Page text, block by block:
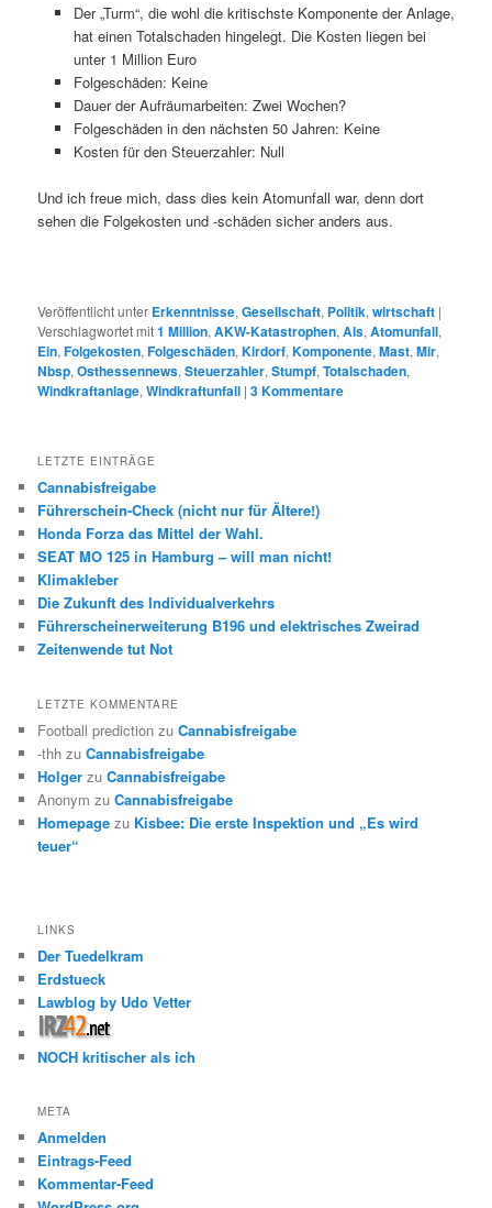
Der „Turm“, die wohl die kritischste Komponente der Anlage,
hat einen Totalschaden hingelegt. Die Kosten liegen bei
unter 1 Million Euro
Folgeschäden: Keine
Dauer der Aufräumarbeiten: Zwei Wochen?
Folgeschäden in den nächsten 50 Jahren: Keine
Kosten für den Steuerzahler: Null
Und ich freue mich, dass dies kein Atomunfall war, denn dort
sehen die Folgekosten und -schäden sicher anders aus.
Veröffentlicht unter Erkenntnisse,Gesellschaft, Politik,wirtschaft |
Verschlagwortet mit1 Million,AKW-Katastrophen,Als,Atomunfall,
Ein,Folgekosten,Folgeschäden,Kirdorf,Komponente,Mast,Mir,
Nbsp,Osthessennews,Steuerzahler,Stumpf,Totalschaden,
Windkraftanlage,Windkraftunfall |3Kommentare
LETZTE EINTRÄGE
Cannabisfreigabe
Führerschein-Check (nicht nur für Ältere!)
Honda Forza das Mittel der Wahl.
SEAT MO 125 in Hamburg – will man nicht!
Klimakleber
Die Zukunft des Individualverkehrs
Führerscheinerweiterung B196 und elektrisches Zweirad
Zeitenwende tut Not
LETZTE KOMMENTARE
Football prediction zuCannabisfreigabe
-thh zuCannabisfreigabe
Holger zuCannabisfreigabe
Anonym zuCannabisfreigabe
Homepage zu Kisbee: Die erste Inspektion und „Es wird
teuer“
LINKS
Der Tuedelkram
Erdstueck
Lawblog by Udo Vetter
NOCH kritischer als ich
META
Anmelden
Eintrags-Feed
Kommentar-Feed